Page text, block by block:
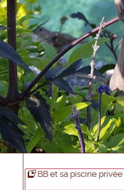
BB et sa piscine privée